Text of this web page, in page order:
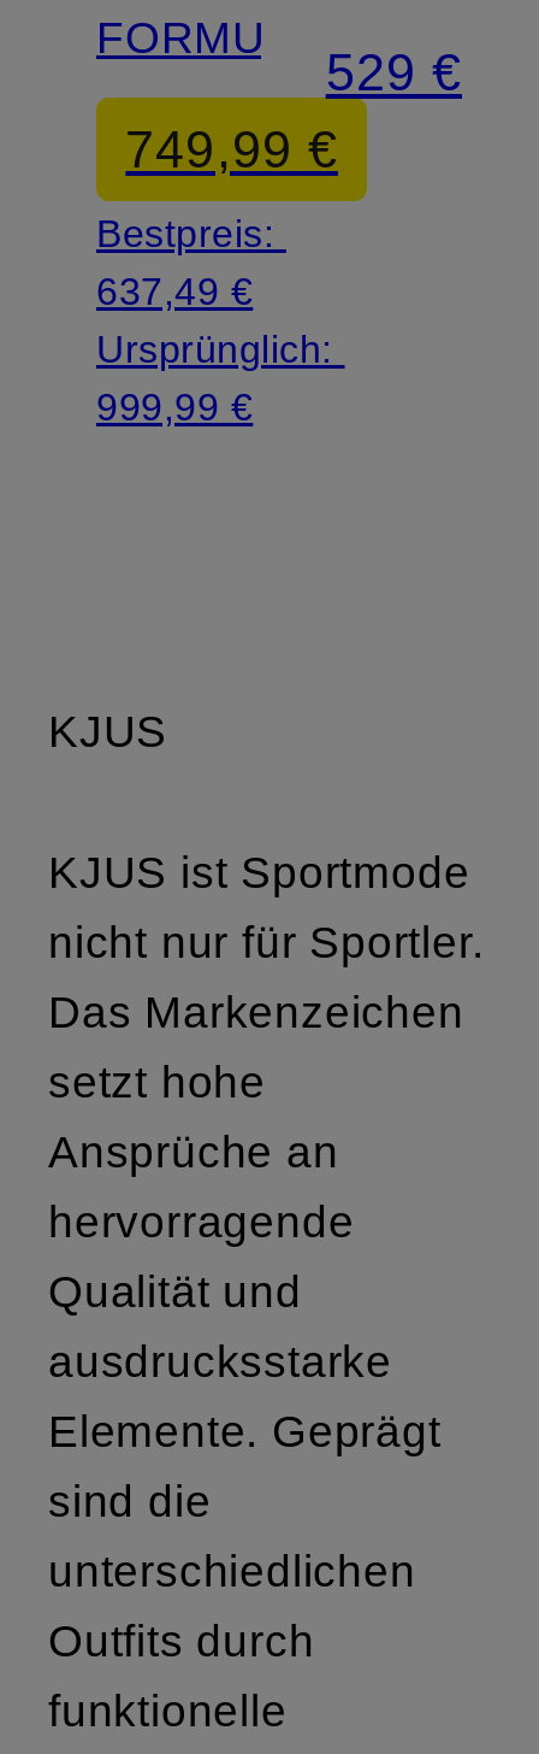
FORMULA
749,99 €
Bestpreis:
637,49 €
Ursprünglich:
999,99 €
529 €
KJUS
KJUS ist Sportmode
nicht nur für Sportler.
Das Markenzeichen
setzt hohe
Ansprüche an
hervorragende
Qualität und
ausdrucksstarke
Elemente. Geprägt
sind die
unterschiedlichen
Outfits durch
funktionelle